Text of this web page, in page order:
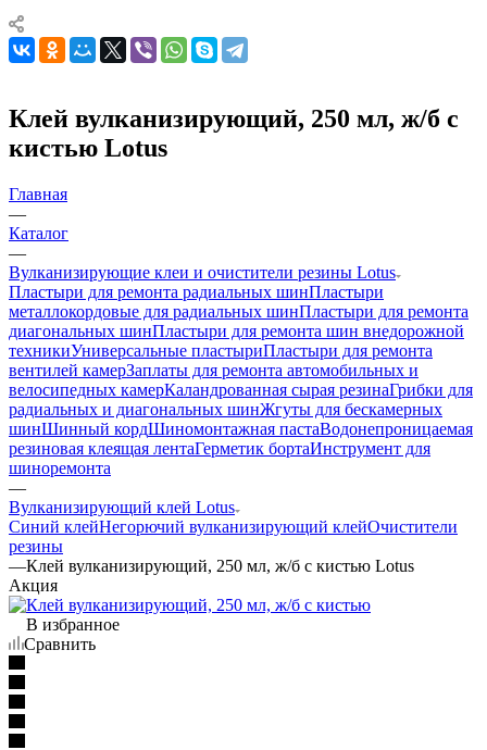
Клей вулканизирующий, 250 мл, ж/б с
кистью Lotus
Главная
—
Каталог
—
Вулканизирующие клеи и очистители резины Lotus
Пластыри для ремонта радиальных шинПластыри
металлокордовые для радиальных шинПластыри для ремонта
диагональных шинПластыри для ремонта шин внедорожной
техникиУниверсальные пластыриПластыри для ремонта
вентилей камерЗаплаты для ремонта автомобильных и
велосипедных камерКаландрованная сырая резинаГрибки для
радиальных и диагональных шинЖгуты для бескамерных
шинШинный кордШиномонтажная пастаВодонепроницаемая
резиновая клеящая лентаГерметик бортаИнструмент для
шиноремонта
—
Вулканизирующий клей Lotus
Синий клейНегорючий вулканизирующий клейОчистители
резины
—Клей вулканизирующий, 250 мл, ж/б с кистью Lotus
Акция
В избранное
Сравнить